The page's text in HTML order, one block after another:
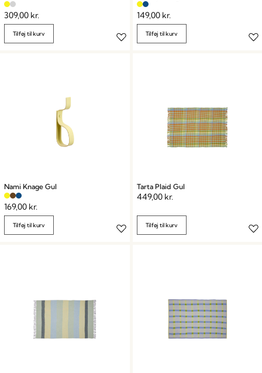
309,00 kr.
Tilføj til kurv
149,00 kr.
Tilføj til kurv
Nami Knage Gul
169,00 kr.
Tilføj til kurv
Tarta Plaid Gul
449,00 kr.
Tilføj til kurv